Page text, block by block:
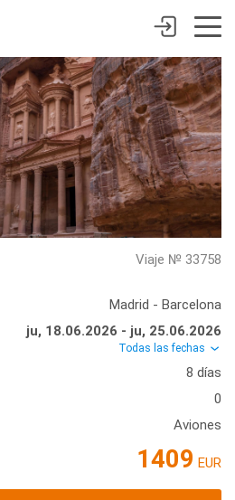
Viaje № 33758
Madrid - Barcelona
ju, 18.06.2026 - ju, 25.06.2026
Todas las fechas
8 días
0
Aviones
1409 EUR